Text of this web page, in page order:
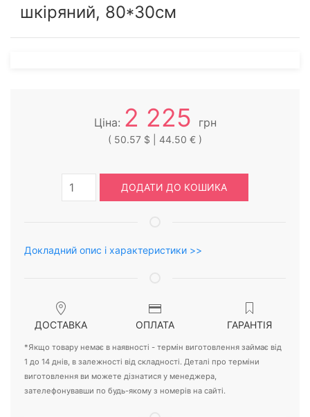
шкіряний, 80*30см
Ціна: 2 225 грн
( 50.57 $ | 44.50 € )
ДОДАТИ ДО КОШИКА
Докладний опис і характеристики >>
ДОСТАВКА ОПЛАТА ГАРАНТІЯ
*Якщо товару немає в наявності - термін виготовлення займає від
1 до 14 днів, в залежності від складності. Деталі про терміни
виготовлення ви можете дізнатися у менеджера,
зателефонувавши по будь-якому з номерів на сайті.